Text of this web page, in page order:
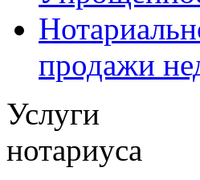
продажи
Услуги
нотариуса